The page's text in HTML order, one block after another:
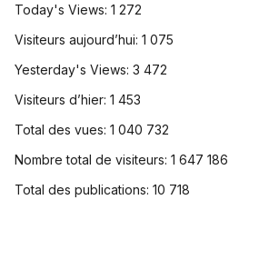
Today's Views: 1 272
Visiteurs aujourd’hui: 1 075
Yesterday's Views: 3 472
Visiteurs d’hier: 1 453
Total des vues: 1 040 732
Nombre total de visiteurs: 1 647 186
Total des publications: 10 718